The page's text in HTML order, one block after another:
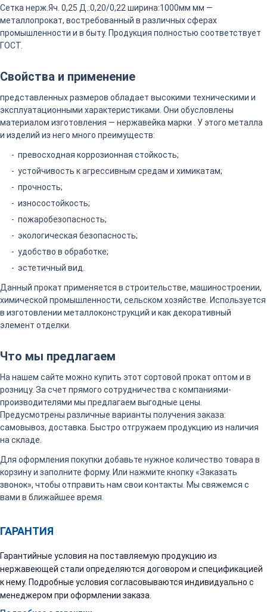
Сетка нерж.Яч. 0,25 Д.:0,20/0,22 ширина:1000мм мм —
металлопрокат, востребованный в различных сферах
промышленности и в быту. Продукция полностью соответствует
ГОСТ.
Свойства и применение
представленных размеров обладает высокими техническими и
эксплуатационными характеристиками. Они обусловлены
материалом изготовления — нержавейка марки . У этого металла
и изделий из него много преимуществ:
превосходная коррозионная стойкость;
устойчивость к агрессивным средам и химикатам;
прочность;
износостойкость;
пожаробезопасность;
экологическая безопасность;
удобство в обработке;
эстетичный вид.
Данный прокат применяется в строительстве, машиностроении,
химической промышленности, сельском хозяйстве. Используется
в изготовлении металлоконструкций и как декоративный
элемент отделки.
Что мы предлагаем
На нашем сайте можно купить этот сортовой прокат оптом и в
розницу. За счет прямого сотрудничества с компаниями-
производителями мы предлагаем выгодные цены.
Предусмотрены различные варианты получения заказа:
самовывоз, доставка. Быстро отгружаем продукцию из наличия
на складе.
Для оформления покупки добавьте нужное количество товара в
корзину и заполните форму. Или нажмите кнопку «Заказать
звонок», чтобы отправить нам свои контакты. Мы свяжемся с
вами в ближайшее время.
ГАРАНТИЯ
Гарантийные условия на поставляемую продукцию из
нержавеющей стали определяются договором и спецификацией
к нему. Подробные условия согласовываются индивидуально с
менеджером при оформлении заказа.